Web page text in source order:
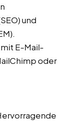
und
E-Mail-
oder